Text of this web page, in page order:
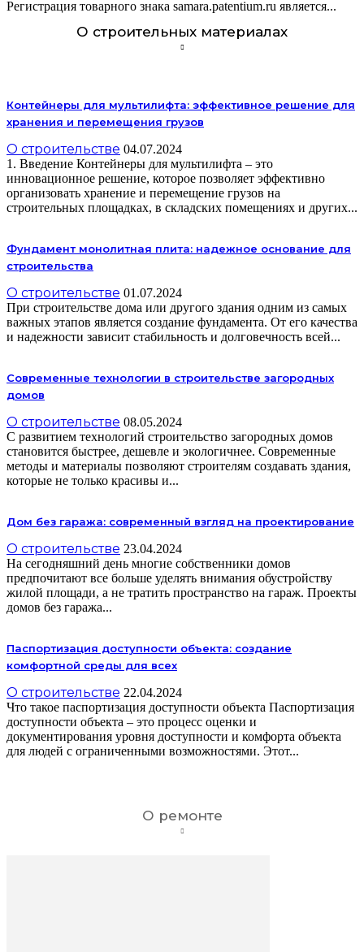
Регистрация товарного знака samara.patentium.ru является...
О строительных материалах
Контейнеры для мультилифта: эффективное решение для
хранения и перемещения грузов
О строительстве 04.07.2024
1. Введение Контейнеры для мультилифта – это
инновационное решение, которое позволяет эффективно
организовать хранение и перемещение грузов на
строительных площадках, в складских помещениях и других...
Фундамент монолитная плита: надежное основание для
строительства
О строительстве 01.07.2024
При строительстве дома или другого здания одним из самых
важных этапов является создание фундамента. От его качества
и надежности зависит стабильность и долговечность всей...
Современные технологии в строительстве загородных
домов
О строительстве 08.05.2024
С развитием технологий строительство загородных домов
становится быстрее, дешевле и экологичнее. Современные
методы и материалы позволяют строителям создавать здания,
которые не только красивы и...
Дом без гаража: современный взгляд на проектирование
О строительстве 23.04.2024
На сегодняшний день многие собственники домов
предпочитают все больше уделять внимания обустройству
жилой площади, а не тратить пространство на гараж. Проекты
домов без гаража...
Паспортизация доступности объекта: создание
комфортной среды для всех
О строительстве 22.04.2024
Что такое паспортизация доступности объекта Паспортизация
доступности объекта – это процесс оценки и
документирования уровня доступности и комфорта объекта
для людей с ограниченными возможностями. Этот...
О ремонте